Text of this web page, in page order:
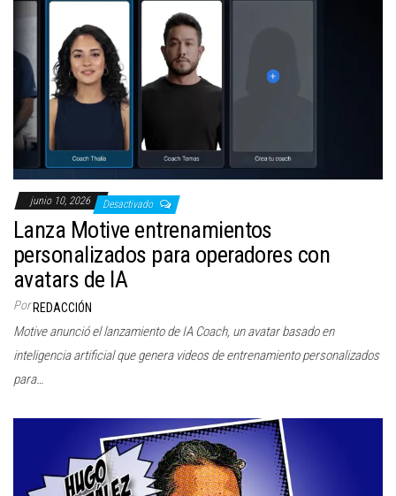
junio 10, 2026 Desactivado
Lanza Motive entrenamientos
personalizados para operadores con
avatars de IA
Por REDACCIÓN
Motive anunció el lanzamiento de IA Coach, un avatar basado en
inteligencia artificial que genera videos de entrenamiento personalizados
para…